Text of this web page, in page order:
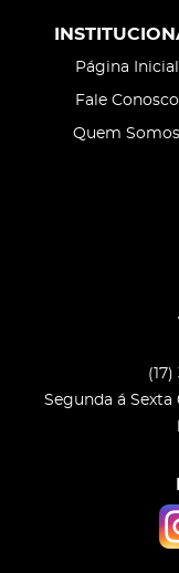
Página Inicial
Fale Conosco
Quem Somos
(17)
Segunda á Sexta